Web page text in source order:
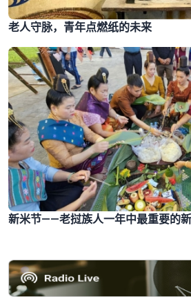
老人守脉，青年点燃纸的未来
新米节——老挝族人一年中最重要的